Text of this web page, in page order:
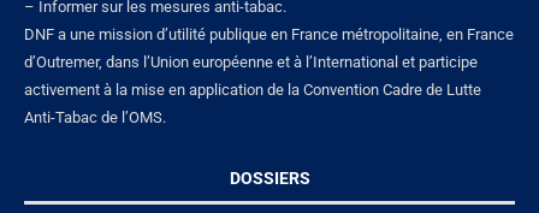
– Informer sur les mesures anti-tabac.
DNF a une mission d’utilité publique en France métropolitaine, en France
d’Outremer, dans l’Union européenne et à l’International et participe
activement à la mise en application de la Convention Cadre de Lutte
Anti-Tabac de l’OMS.
DOSSIERS